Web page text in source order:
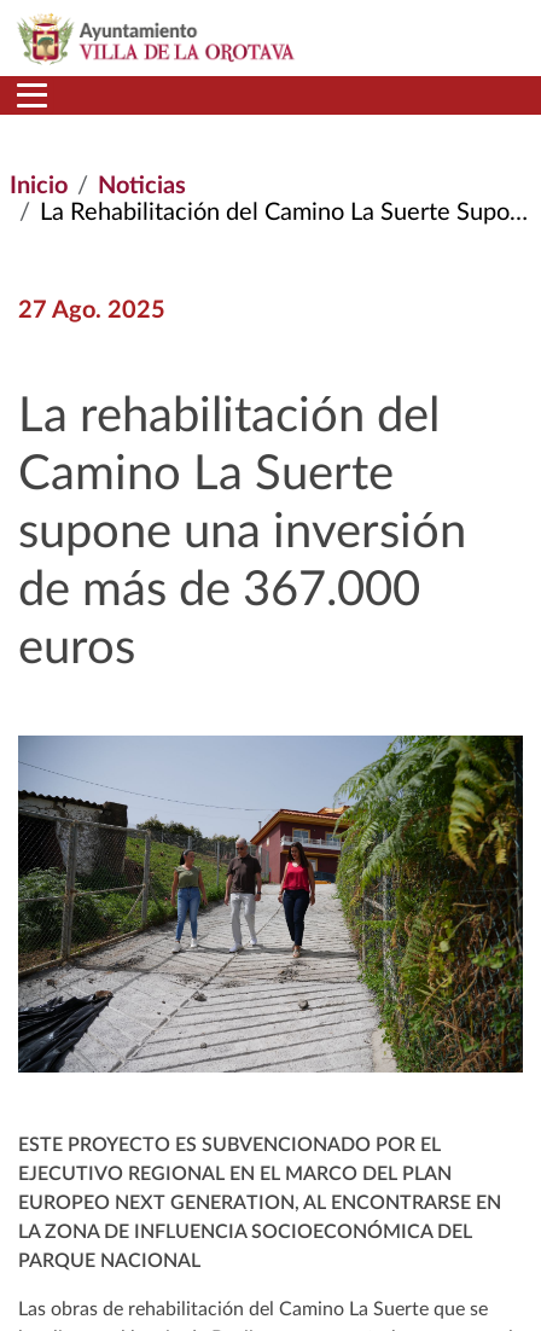
Pasar al contenido principal
Inicio
Noticias
La Rehabilitación del Camino La Suerte Supone Una Inversión de Más de 367.000 Euros
27 Ago. 2025
La rehabilitación del
Camino La Suerte
supone una inversión
de más de 367.000
euros
ESTE PROYECTO ES SUBVENCIONADO POR EL
EJECUTIVO REGIONAL EN EL MARCO DEL PLAN
EUROPEO NEXT GENERATION, AL ENCONTRARSE EN
LA ZONA DE INFLUENCIA SOCIOECONÓMICA DEL
PARQUE NACIONAL
Las obras de rehabilitación del Camino La Suerte que se